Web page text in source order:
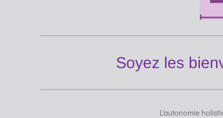
Soyez les
L'autonomie